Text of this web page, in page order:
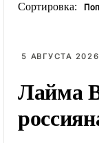
Сортировка:
5 АВГУСТА
Лайма